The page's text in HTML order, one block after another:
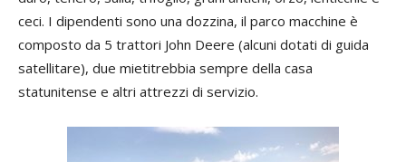
ceci. I dipendenti sono una dozzina, il parco macchine è
composto da 5 trattori John Deere (alcuni dotati di guida
satellitare), due mietitrebbia sempre della casa
statunitense e altri attrezzi di servizio.